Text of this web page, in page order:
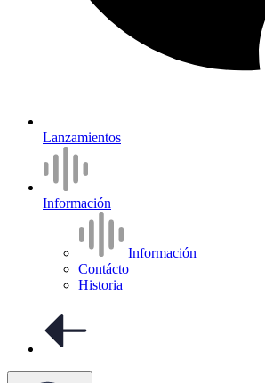
Lanzamientos
Información
Información
Contácto
Historia